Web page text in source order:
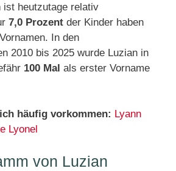
ist heutzutage relativ
7,0 Prozent der Kinder haben
In den
2010 bis 2025 wurde Luzian in
100 Mal als erster Vorname
häufig vorkommen: Lyann
Lyonel
von Luzian